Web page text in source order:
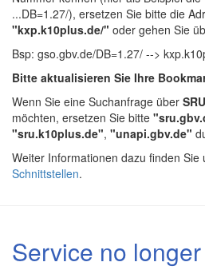
...DB=1.27/), ersetzen Sie bitte die
"kxp.k10plus.de/" oder gehen Sie
Bsp: gso.gbv.de/DB=1.27/ -->
Bitte aktualisieren Sie Ihre
Wenn Sie eine Suchanfrage über SRU
möchten, ersetzen Sie bitte
"sru.k10plus.de", "unapi.gbv.de"
Weiter Informationen dazu finden Sie
Schnittstellen.
Service no